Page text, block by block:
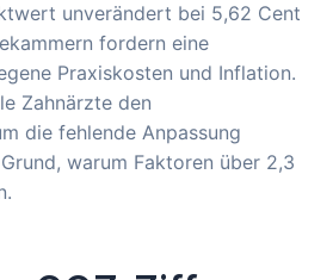
unverändert bei 5,62 Cent
fordern eine
Praxiskosten und Inflation.
Zahnärzte den
die fehlende Anpassung
warum Faktoren über 2,3